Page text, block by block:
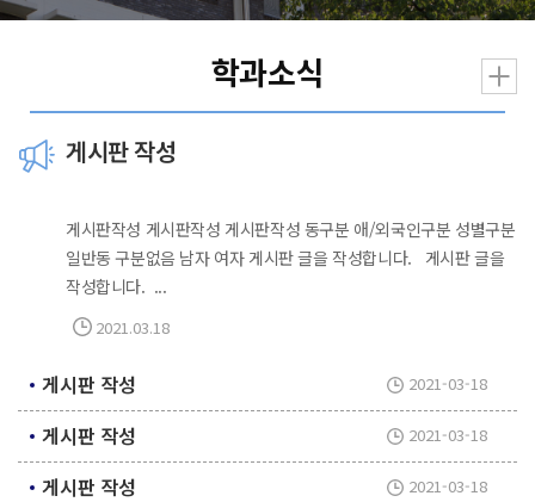
학과소식
게시판 작성
게시판작성 게시판작성 게시판작성 동구분 애/외국인구분 성별구분
일반동 구분없음 남자 여자 게시판 글을 작성합니다. 게시판 글을
작성합니다. ...
2021.03.18
게시판 작성 2021-03-18
게시판 작성 2021-03-18
게시판 작성 2021-03-18